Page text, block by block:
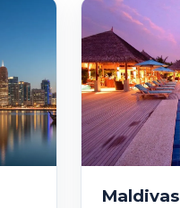
Maldivas